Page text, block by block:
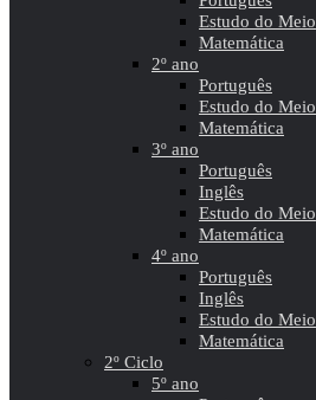
Estudo do Meio
Matemática
2º ano
Português
Estudo do Meio
Matemática
3º ano
Português
Inglês
Estudo do Meio
Matemática
4º ano
Português
Inglês
Estudo do Meio
Matemática
2º Ciclo
5º ano